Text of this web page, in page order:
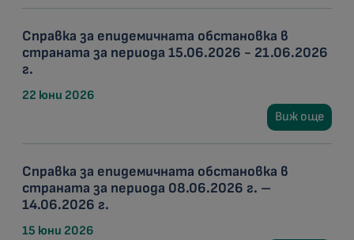
Справка за епидемичната обстановка в
страната за периода 15.06.2026 - 21.06.2026
г.
22 юни 2026
Виж още
Справка за епидемичната обстановка в
страната за периода 08.06.2026 г. –
14.06.2026 г.
15 юни 2026